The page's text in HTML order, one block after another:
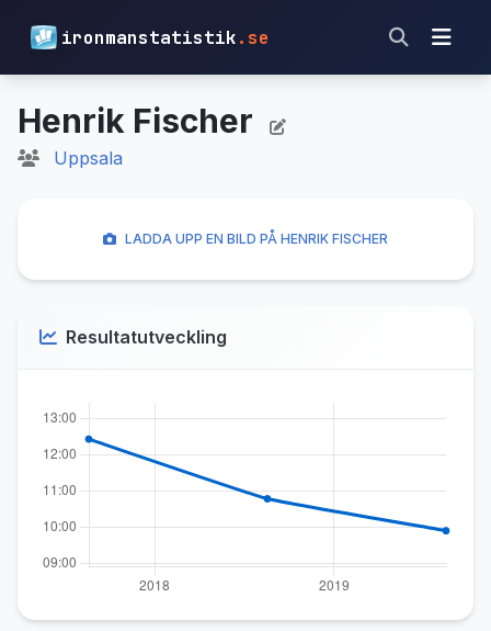
ironmanstatistik.se
Henrik Fischer
Uppsala
LADDA UPP EN BILD PÅ HENRIK FISCHER
Resultatutveckling